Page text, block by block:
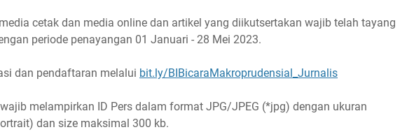
cetak dan media online dan artikel yang diikutsertakan wajib telah tayang
periode penayangan 01 Januari - 28 Mei 2023.
dan pendaftaran melalui bit.ly/BIBicaraMakroprudensial_Jurnalis
melampirkan ID Pers dalam format JPG/JPEG (*jpg) dengan ukuran
dan size maksimal 300 kb.